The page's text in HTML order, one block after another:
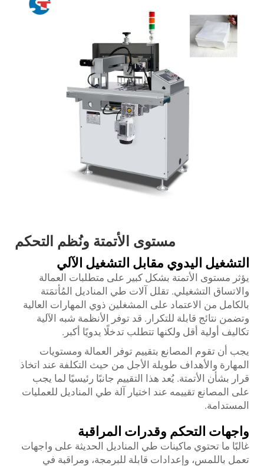
مستوى الأتمتة ونُظم التحكم
التشغيل اليدوي مقابل التشغيل الآلي
يؤثر مستوى الأتمتة بشكل كبير على متطلبات العمالة
والاتساق التشغيلي. تقلل آلات طي المناديل المُأتمَتة
بالكامل من الاعتماد على المشغلين ذوي المهارات العالية
وتضمن نتائج قابلة للتكرار. قد توفر الأنظمة شبه الآلية
تكاليف أولية أقل ولكنها تتطلب تدخلًا يدويًا أكبر.
يجب أن تقوم المصانع بتقييم توفر العمالة ومستويات
المهارة والأهداف طويلة الأجل من حيث التكلفة عند اتخاذ
قرار بشأن الأتمتة. يُعد هذا التقييم جانبًا رئيسيًا لما يجب
على المصانع تقييمه عند اختيار آلة طي المناديل للعمليات
المستدامة.
واجهات التحكم وقدرات المراقبة
غالبًا ما تحتوي ماكينات طي المناديل الحديثة على واجهات
تعمل باللمس، وإعدادات قابلة للبرمجة، ومراقبة في